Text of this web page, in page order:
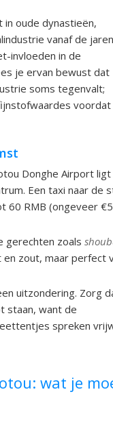
in oude dynastieën,
vanaf de jaren
invloeden in de
je ervan bewust dat
soms tegenvalt;
voordat
Donghe Airport
Een taxi naar de
60 RMB (ongeveer
gerechten zoals
zout, maar perfect
uitzondering. Zorg
staan, want de
spreken
wat je